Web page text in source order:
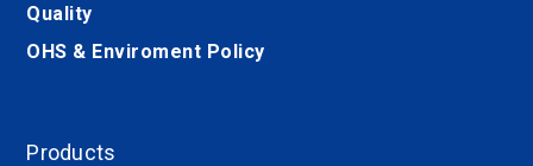
Quality
OHS & Enviroment Policy
Products